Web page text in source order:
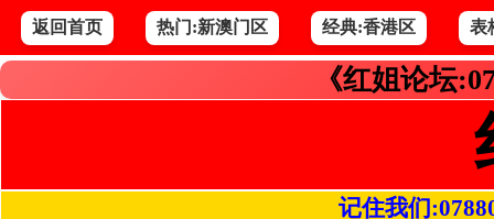
返回首页 热门:新澳门区 经典:香港区 表
《红姐论坛
记住我们